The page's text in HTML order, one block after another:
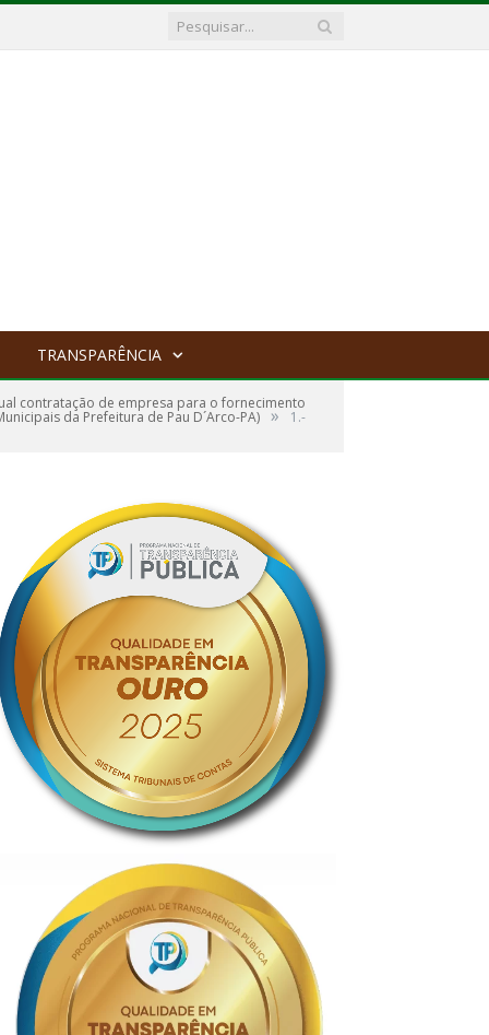
TRANSPARÊNCIA
contratação de empresa para o fornecimento
da Prefeitura de Pau D´Arco-PA) » 1.-